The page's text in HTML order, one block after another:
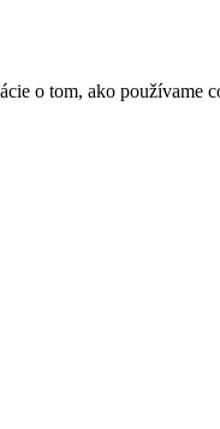
o tom, ako používame